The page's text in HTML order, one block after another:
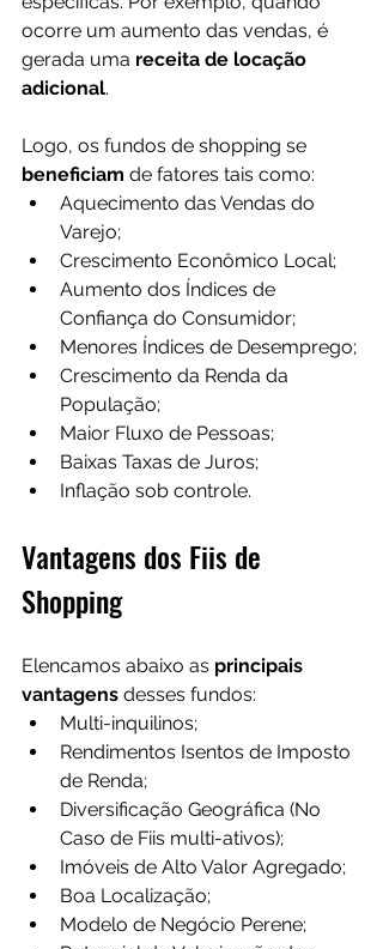
ocorre um aumento das vendas, é
gerada uma receita de locação
adicional.
Logo, os fundos de shopping se
beneficiam de fatores tais como:
Aquecimento das Vendas do
Varejo;
Crescimento Econômico Local;
Aumento dos Índices de
Confiança do Consumidor;
Menores Índices de Desemprego;
Crescimento da Renda da
População;
Maior Fluxo de Pessoas;
Baixas Taxas de Juros;
Inflação sob controle.
Vantagens dos Fiis de
Shopping
Elencamos abaixo as principais
vantagens desses fundos:
Multi-inquilinos;
Rendimentos Isentos de Imposto
de Renda;
Diversificação Geográfica (No
Caso de Fiis multi-ativos);
Imóveis de Alto Valor Agregado;
Boa Localização;
Modelo de Negócio Perene;